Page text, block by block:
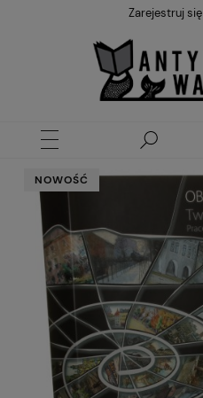
Zarejestruj się
NOWOŚĆ